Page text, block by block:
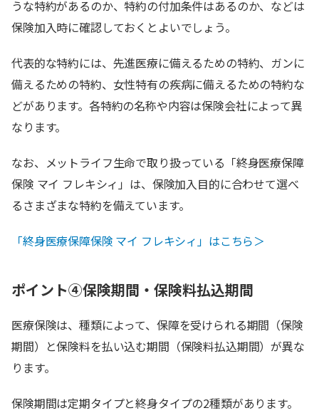
うな特約があるのか、特約の付加条件はあるのか、などは
保険加入時に確認しておくとよいでしょう。
代表的な特約には、先進医療に備えるための特約、ガンに
備えるための特約、女性特有の疾病に備えるための特約な
どがあります。各特約の名称や内容は保険会社によって異
なります。
なお、メットライフ生命で取り扱っている「終身医療保障
保険 マイ フレキシィ」は、保険加入目的に合わせて選べ
るさまざまな特約を備えています。
「終身医療保障保険 マイ フレキシィ」はこちら＞
ポイント④保険期間・保険料払込期間
医療保険は、種類によって、保障を受けられる期間（保険
期間）と保険料を払い込む期間（保険料払込期間）が異な
ります。
保険期間は定期タイプと終身タイプの2種類があります。